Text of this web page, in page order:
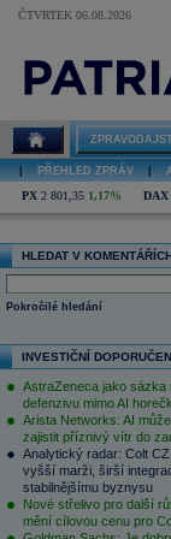
ČTVRTEK 06.08.2026
PŘEHLED ZPRÁV
PX 2 801,35 1,17% DAX
HLEDAT V
Pokročilé hledání
INVESTIČNÍ
AstraZeneca jako sázka
defenzivu mimo AI
Arista Networks: AI
zajistit příznivý vítr do
Analytický radar: Colt
vyšší marži, širší
stabilnějšímu byznysu
Nové střelivo pro další
mění cílovou cenu pro